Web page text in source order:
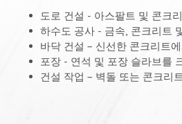
도로 건설 - 아스팔트 및 콘크
하수도 공사 - 금속, 콘크리트
바닥 건설 – 신선한 콘크리트
포장 - 연석 및 포장 슬라브를
건설 작업 – 벽돌 또는 콘크리